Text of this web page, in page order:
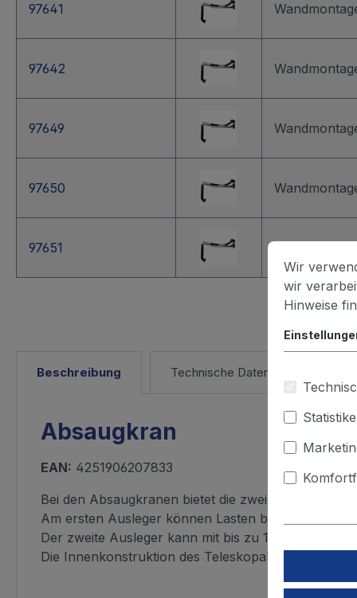
97641
97642
97649
97650
97651
Beschreibung Technische Daten
Absaugkran
EAN: 4251906207833
Bei den Absaugkranen bietet die zweigeteilte
Am ersten Ausleger können Lasten bis zu einem
Der zweite Ausleger kann mit bis zu 10 kg (z. B. ein
Die Innenkonstruktion des Teleskopabsaugarmes
Wir
wir
Hinweise